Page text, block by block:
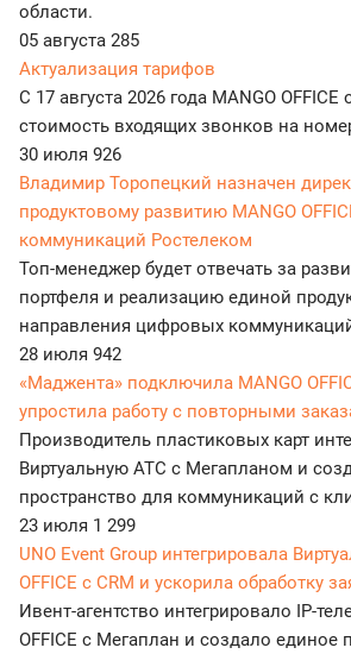
области.
05 августа 285
Актуализация тарифов
С 17 августа 2026 года MANGO OFFICE
стоимость входящих звонков на
30 июля 926
Владимир Торопецкий назначен
продуктовому развитию MANGO
коммуникаций Ростелеком
Топ-менеджер будет отвечать за
портфеля и реализацию единой
направления цифровых
28 июля 942
«Маджента» подключила MANGO
упростила работу с повторными
Производитель пластиковых карт
Виртуальную АТС с Мегапланом и
пространство для коммуникаций с
23 июля 1 299
UNO Event Group интегрировала
OFFICE с CRM и ускорила обработку
Ивент-агентство интегрировало IP-
OFFICE с Мегаплан и создало единое